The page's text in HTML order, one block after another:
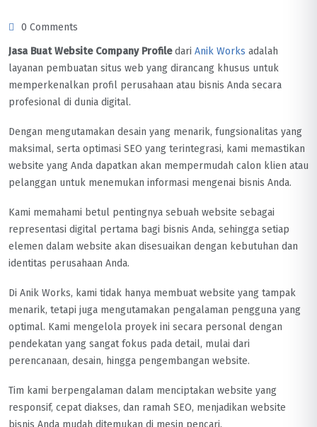
0 Comments
Jasa Buat Website Company Profiledari Anik Works adalah
layanan pembuatan situs web yang dirancang khusus untuk
memperkenalkan profil perusahaan atau bisnis Anda secara
profesional di dunia digital.
Dengan mengutamakan desain yang menarik, fungsionalitas yang
maksimal, serta optimasi SEO yang terintegrasi, kami memastikan
website yang Anda dapatkan akan mempermudah calon klien atau
pelanggan untuk menemukan informasi mengenai bisnis Anda.
Kami memahami betul pentingnya sebuah website sebagai
representasi digital pertama bagi bisnis Anda, sehingga setiap
elemen dalam website akan disesuaikan dengan kebutuhan dan
identitas perusahaan Anda.
Di Anik Works, kami tidak hanya membuat website yang tampak
menarik, tetapi juga mengutamakan pengalaman pengguna yang
optimal. Kami mengelola proyek ini secara personal dengan
pendekatan yang sangat fokus pada detail, mulai dari
perencanaan, desain, hingga pengembangan website.
Tim kami berpengalaman dalam menciptakan website yang
responsif, cepat diakses, dan ramah SEO, menjadikan website